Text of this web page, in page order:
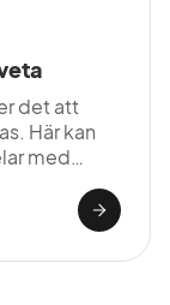
det att
Här kan
med